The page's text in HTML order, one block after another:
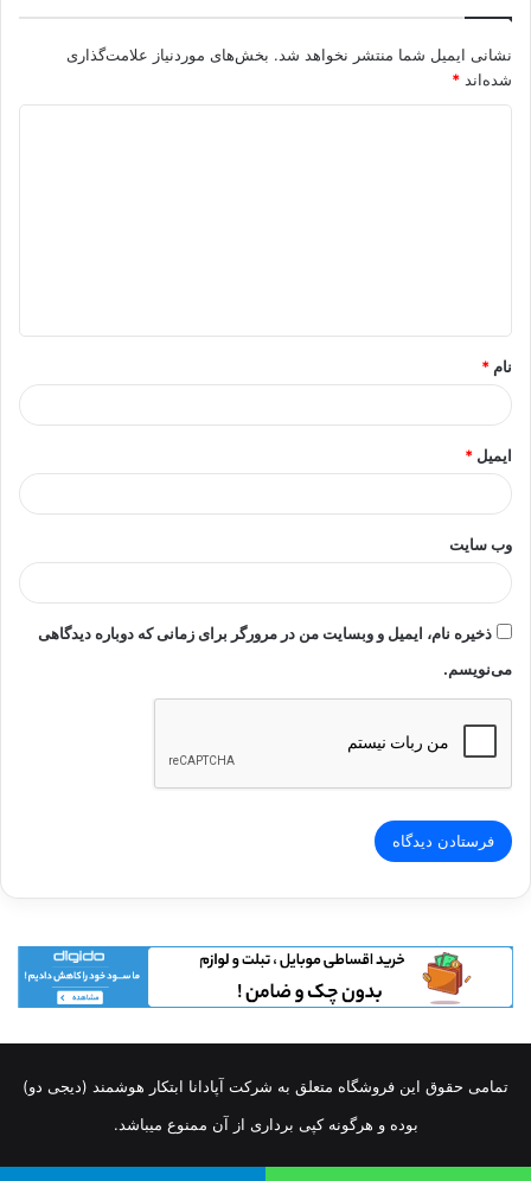
نشانی ایمیل شما منتشر نخواهد شد. بخش‌های موردنیاز علامت‌گذاری
شده‌اند *
*
نام *
ایمیل *
وب‌ سایت
ذخیره نام، ایمیل و وبسایت من در مرورگر برای زمانی که دوباره دیدگاهی
می‌نویسم.
تمامی حقوق این فروشگاه متعلق به شرکت آپادانا ابتکار هوشمند (دیجی دو)
بوده و هرگونه کپی برداری از آن ممنوع میباشد.